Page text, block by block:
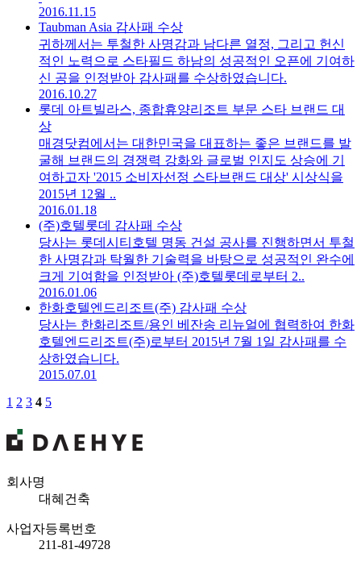
2016.11.15
Taubman Asia 감사패 수상
귀하께서는 투철한 사명감과 남다른 열정, 그리고 헌신
적인 노력으로 스타필드 하남의 성공적인 오픈에 기여하
신 공을 인정받아 감사패를 수상하였습니다.
2016.10.27
롯데 아트빌라스, 종합휴양리조트 부문 스타 브랜드 대
상
매경닷컴에서는 대한민국을 대표하는 좋은 브랜드를 발
굴해 브랜드의 경쟁력 강화와 글로벌 인지도 상승에 기
여하고자 '2015 소비자선정 스타브랜드 대상' 시상식을
2015년 12월 ..
2016.01.18
(주)호텔롯데 감사패 수상
당사는 롯데시티호텔 명동 건설 공사를 진행하면서 투철
한 사명감과 탁월한 기술력을 바탕으로 성공적인 완수에
크게 기여함을 인정받아 (주)호텔롯데로부터 2..
2016.01.06
한화호텔엔드리조트(주) 감사패 수상
당사는 한화리조트/용인 베잔송 리뉴얼에 협력하여 한화
호텔엔드리조트(주)로부터 2015년 7월 1일 감사패를 수
상하였습니다.
2015.07.01
1 2 3 4 5
회사명
대혜건축
사업자등록번호
211-81-49728